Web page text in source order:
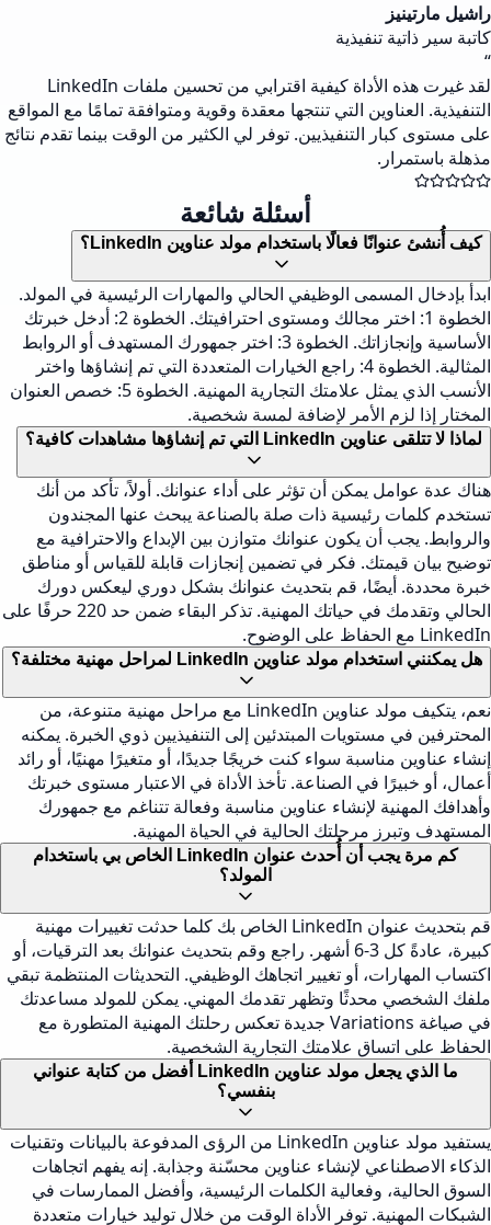
راشيل مارتينيز
كاتبة سير ذاتية تنفيذية
“
لقد غيرت هذه الأداة كيفية اقترابي من تحسين ملفات LinkedIn
التنفيذية. العناوين التي تنتجها معقدة وقوية ومتوافقة تمامًا مع المواقع
على مستوى كبار التنفيذيين. توفر لي الكثير من الوقت بينما تقدم نتائج
مذهلة باستمرار.
أسئلة شائعة
كيف أُنشئ عنوانًا فعالًا باستخدام مولد عناوين LinkedIn؟
ابدأ بإدخال المسمى الوظيفي الحالي والمهارات الرئيسية في المولد.
الخطوة 1: اختر مجالك ومستوى احترافيتك. الخطوة 2: أدخل خبرتك
الأساسية وإنجازاتك. الخطوة 3: اختر جمهورك المستهدف أو الروابط
المثالية. الخطوة 4: راجع الخيارات المتعددة التي تم إنشاؤها واختر
الأنسب الذي يمثل علامتك التجارية المهنية. الخطوة 5: خصص العنوان
المختار إذا لزم الأمر لإضافة لمسة شخصية.
لماذا لا تتلقى عناوين LinkedIn التي تم إنشاؤها مشاهدات كافية؟
هناك عدة عوامل يمكن أن تؤثر على أداء عنوانك. أولاً، تأكد من أنك
تستخدم كلمات رئيسية ذات صلة بالصناعة يبحث عنها المجندون
والروابط. يجب أن يكون عنوانك متوازن بين الإبداع والاحترافية مع
توضيح بيان قيمتك. فكر في تضمين إنجازات قابلة للقياس أو مناطق
خبرة محددة. أيضًا، قم بتحديث عنوانك بشكل دوري ليعكس دورك
الحالي وتقدمك في حياتك المهنية. تذكر البقاء ضمن حد 220 حرفًا على
LinkedIn مع الحفاظ على الوضوح.
هل يمكنني استخدام مولد عناوين LinkedIn لمراحل مهنية مختلفة؟
نعم، يتكيف مولد عناوين LinkedIn مع مراحل مهنية متنوعة، من
المحترفين في مستويات المبتدئين إلى التنفيذيين ذوي الخبرة. يمكنه
إنشاء عناوين مناسبة سواء كنت خريجًا جديدًا، أو متغيرًا مهنيًا، أو رائد
أعمال، أو خبيرًا في الصناعة. تأخذ الأداة في الاعتبار مستوى خبرتك
وأهدافك المهنية لإنشاء عناوين مناسبة وفعالة تتناغم مع جمهورك
المستهدف وتبرز مرحلتك الحالية في الحياة المهنية.
كم مرة يجب أن أُحدث عنوان LinkedIn الخاص بي باستخدام
المولد؟
قم بتحديث عنوان LinkedIn الخاص بك كلما حدثت تغييرات مهنية
كبيرة، عادةً كل 3-6 أشهر. راجع وقم بتحديث عنوانك بعد الترقيات، أو
اكتساب المهارات، أو تغيير اتجاهك الوظيفي. التحديثات المنتظمة تبقي
ملفك الشخصي محدثًا وتظهر تقدمك المهني. يمكن للمولد مساعدتك
في صياغة Variations جديدة تعكس رحلتك المهنية المتطورة مع
الحفاظ على اتساق علامتك التجارية الشخصية.
ما الذي يجعل مولد عناوين LinkedIn أفضل من كتابة عنواني
بنفسي؟
يستفيد مولد عناوين LinkedIn من الرؤى المدفوعة بالبيانات وتقنيات
الذكاء الاصطناعي لإنشاء عناوين محسّنة وجذابة. إنه يفهم اتجاهات
السوق الحالية، وفعالية الكلمات الرئيسية، وأفضل الممارسات في
الشبكات المهنية. توفر الأداة الوقت من خلال توليد خيارات متعددة